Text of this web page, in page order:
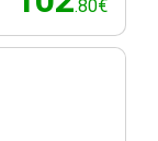
.80€